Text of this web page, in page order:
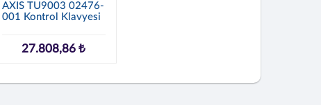
AXIS TU9003 02476-
001 Kontrol Klavyesi
27.808,86 ₺